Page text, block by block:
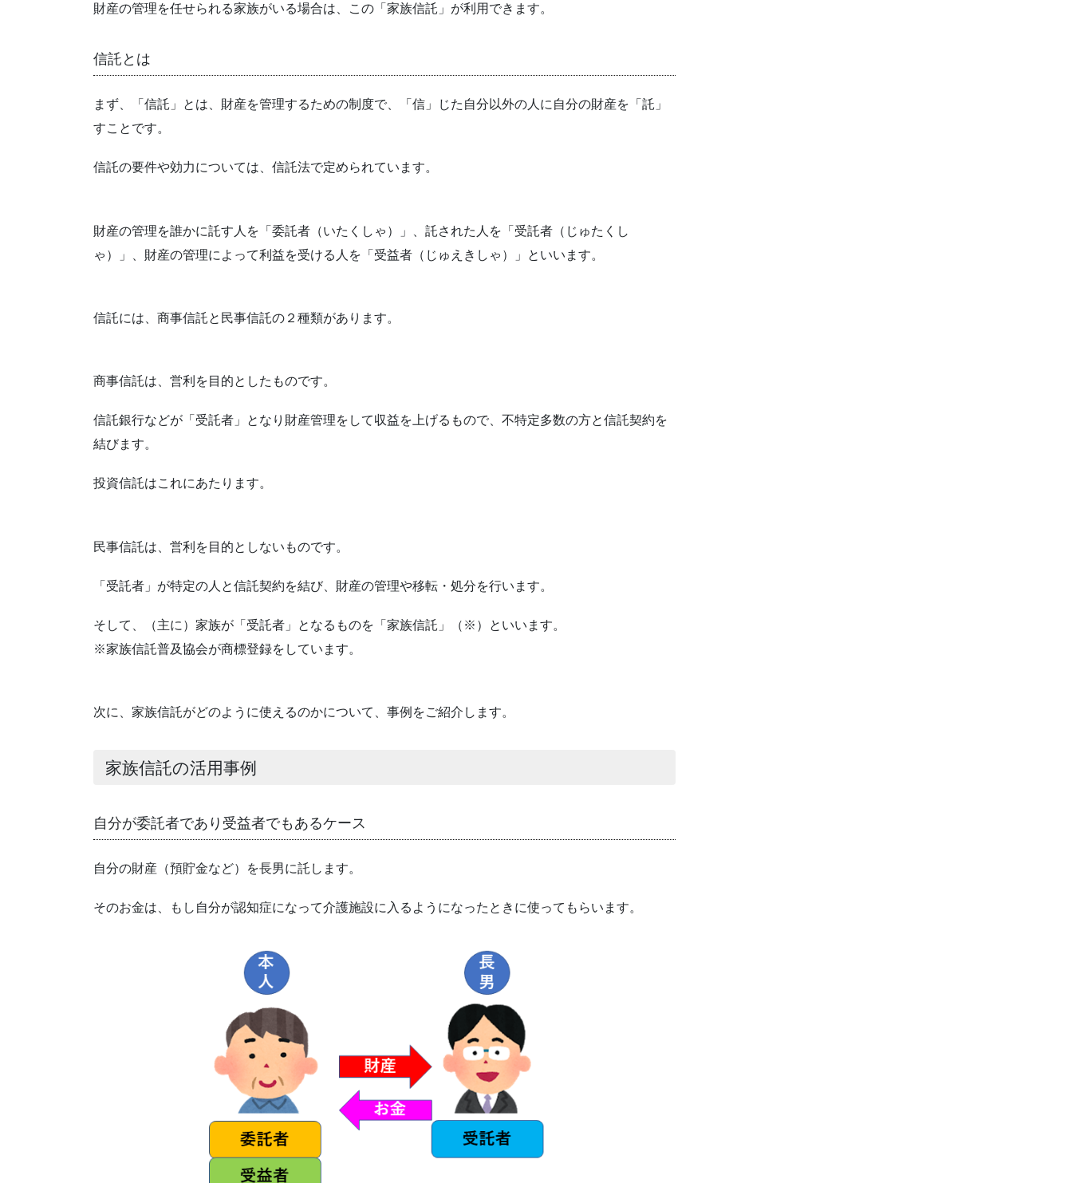
財産の管理を任せられる家族がいる場合は、この「家族信託」が利用できます。
信託とは
まず、「信託」とは、財産を管理するための制度で、「信」じた自分以外の人に自分の財産を「託」
すことです。
信託の要件や効力については、信託法で定められています。
財産の管理を誰かに託す人を「委託者（いたくしゃ）」、託された人を「受託者（じゅたくし
ゃ）」、財産の管理によって利益を受ける人を「受益者（じゅえきしゃ）」といいます。
信託には、商事信託と民事信託の２種類があります。
商事信託は、営利を目的としたものです。
信託銀行などが「受託者」となり財産管理をして収益を上げるもので、不特定多数の方と信託契約を
結びます。
投資信託はこれにあたります。
民事信託は、営利を目的としないものです。
「受託者」が特定の人と信託契約を結び、財産の管理や移転・処分を行います。
そして、（主に）家族が「受託者」となるものを「家族信託」（※）といいます。
※家族信託普及協会が商標登録をしています。
次に、家族信託がどのように使えるのかについて、事例をご紹介します。
家族信託の活用事例
自分が委託者であり受益者でもあるケース
自分の財産（預貯金など）を長男に託します。
そのお金は、もし自分が認知症になって介護施設に入るようになったときに使ってもらいます。